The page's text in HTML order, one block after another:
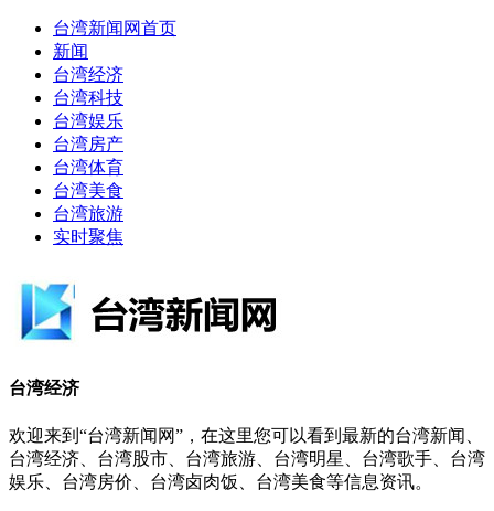
台湾新闻网首页
新闻
台湾经济
台湾科技
台湾娱乐
台湾房产
台湾体育
台湾美食
台湾旅游
实时聚焦
台湾经济
欢迎来到“台湾新闻网”，在这里您可以看到最新的台湾新闻、
台湾经济、台湾股市、台湾旅游、台湾明星、台湾歌手、台湾
娱乐、台湾房价、台湾卤肉饭、台湾美食等信息资讯。